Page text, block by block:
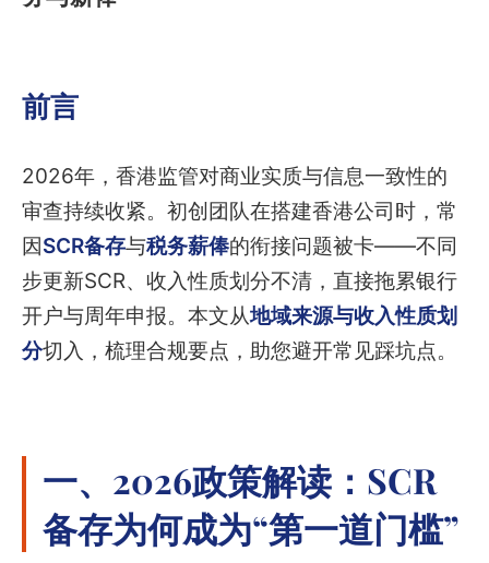
前言
2026年，香港监管对商业实质与信息一致性的
审查持续收紧。初创团队在搭建香港公司时，常
因SCR备存与税务薪俸的衔接问题被卡——不同
步更新SCR、收入性质划分不清，直接拖累银行
开户与周年申报。本文从地域来源与收入性质划
分切入，梳理合规要点，助您避开常见踩坑点。
一、2026政策解读：SCR
备存为何成为“第一道门槛”